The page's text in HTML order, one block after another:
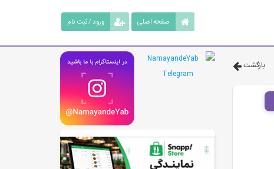
ورود / ثبت نام صفحه اصلی
بازگشت